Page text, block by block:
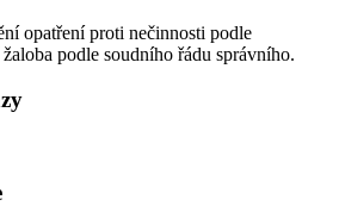
opatření proti nečinnosti podle
podle soudního řádu správního.